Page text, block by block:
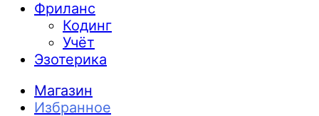
Фриланс
Кодинг
Учёт
Эзотерика
Магазин
Избранное